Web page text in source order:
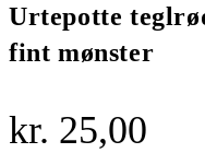
Urtepotte
fint mønster
kr. 25,00